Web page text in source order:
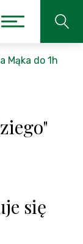
Mąka do 1h
się